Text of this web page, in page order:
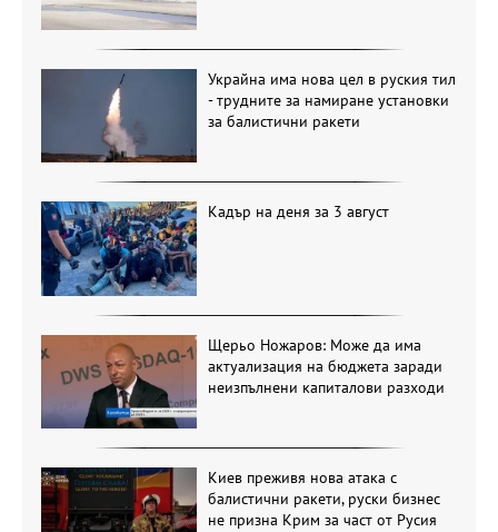
Украйна има нова цел в руския тил
- трудните за намиране установки
за балистични ракети
Кадър на деня за 3 август
Щерьо Ножаров: Може да има
актуализация на бюджета заради
неизпълнени капиталови разходи
Киев преживя нова атака с
балистични ракети, руски бизнес
не призна Крим за част от Русия